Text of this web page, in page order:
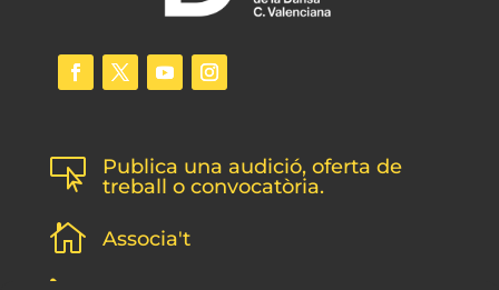

Publica una audició, oferta de
treball o convocatòria.
 Associa't